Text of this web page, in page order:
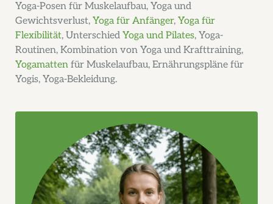
Yoga-Posen für Muskelaufbau, Yoga und
Gewichtsverlust, Yoga für Anfänger, Yoga für
Flexibilität, Unterschied Yoga und Pilates, Yoga-
Routinen, Kombination von Yoga und Krafttraining,
Yogamatten für Muskelaufbau, Ernährungspläne für
Yogis, Yoga-Bekleidung.